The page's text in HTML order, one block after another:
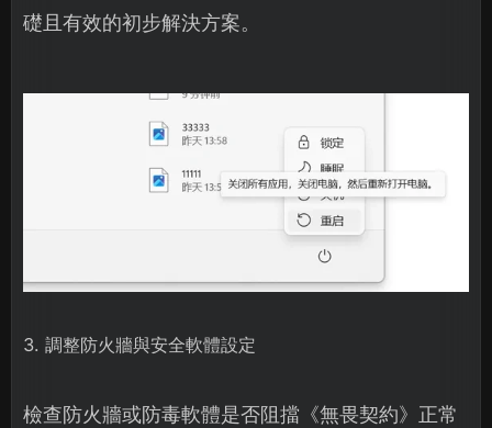
礎且有效的初步解決方案。
3. 調整防火牆與安全軟體設定
檢查防火牆或防毒軟體是否阻擋《無畏契約》正常